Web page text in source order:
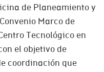
de Planeamiento y
Marco de
Tecnológico en
el objetivo de
coordinación que